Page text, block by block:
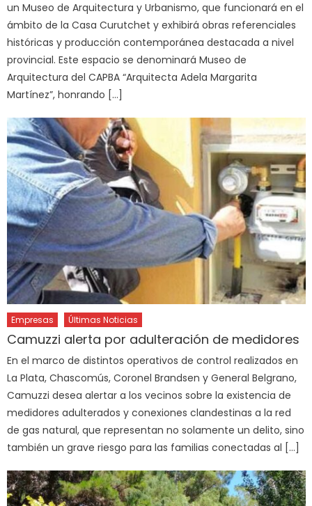
un Museo de Arquitectura y Urbanismo, que funcionará en el
ámbito de la Casa Curutchet y exhibirá obras referenciales
históricas y producción contemporánea destacada a nivel
provincial. Este espacio se denominará Museo de
Arquitectura del CAPBA “Arquitecta Adela Margarita
Martínez”, honrando […]
Empresas Últimas Noticias
Camuzzi alerta por adulteración de medidores
En el marco de distintos operativos de control realizados en
La Plata, Chascomús, Coronel Brandsen y General Belgrano,
Camuzzi desea alertar a los vecinos sobre la existencia de
medidores adulterados y conexiones clandestinas a la red
de gas natural, que representan no solamente un delito, sino
también un grave riesgo para las familias conectadas al […]